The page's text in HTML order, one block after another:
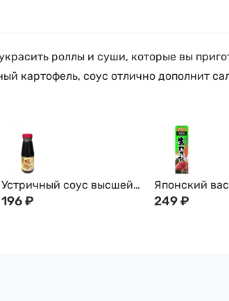
роллы и суши, которые вы
картофель, соус отлично дополнит
Устричный соус высшей
категории PEARL RIVER
196₽
Японский
тюбике, 43г
249₽